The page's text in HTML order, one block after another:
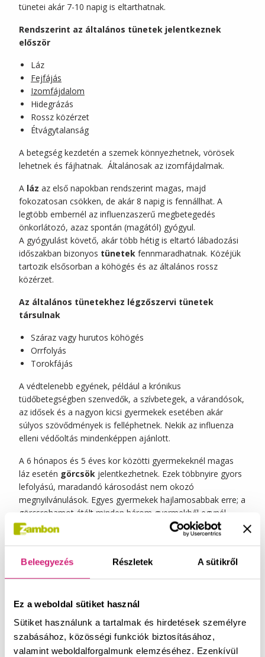
Beleegyezés Részletek A sütikről
Ez a weboldal sütiket használ
Sütiket használunk a tartalmak és hirdetések személyre
szabásához, közösségi funkciók biztosításához,
valamint weboldalforgalmunk elemzéséhez. Ezenkívül
tünetei akár 7-10 napig is eltarthatnak.
Rendszerint az általános tünetek jelentkeznek
először
Láz
Fejfájás
Izomfájdalom
Hidegrázás
Rossz közérzet
Étvágytalanság
A betegség kezdetén a szemek könnyezhetnek, vörösek
lehetnek és fájhatnak. Általánosak az izomfájdalmak.
A láz az első napokban rendszerint magas, majd
fokozatosan csökken, de akár 8 napig is fennállhat. A
legtöbb embernél az influenzaszerű megbetegedés
önkorlátozó, azaz spontán (magától) gyógyul.
A gyógyulást követő, akár több hétig is eltartó lábadozási
időszakban bizonyos tünetek fennmaradhatnak. Közéjük
tartozik elsősorban a köhögés és az általános rossz
közérzet.
Az általános tünetekhez légzőszervi tünetek
társulnak
Száraz vagy hurutos köhögés
Orrfolyás
Torokfájás
A védtelenebb egyének, például a krónikus
tüdőbetegségben szenvedők, a szívbetegek, a várandósok,
az idősek és a nagyon kicsi gyermekek esetében akár
súlyos szövődmények is felléphetnek. Nekik az influenza
elleni védőoltás mindenképpen ajánlott.
A 6 hónapos és 5 éves kor közötti gyermekeknél magas
láz esetén görcsök jelentkezhetnek. Ezek többnyire gyors
lefolyású, maradandó károsodást nem okozó
megnyilvánulások. Egyes gyermekek hajlamosabbak erre; a
görcsrohamot átélt minden három gyermekből egynél
újabb roham jöhet az elsőt követő 12 hónapban.
Azinfluenzához kapcsolódó láz és fájdalmak kezeléséhez
felnőttek és 12 évesnél idősebb gyermekek kipróbálhatják
nélkül kapható gyógyszerek,
hozzáadásának köszönhetően az ibuprofén gyorsabban
szívódik fel (granulátum: 15-30 perc, tabletta: 35 perc) és
mulasztja el a fájdalmat (25-30 perc alatt), mint a